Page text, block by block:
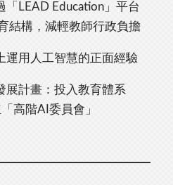
「LEAD Education」平台
結構，減輕教師行政負擔
運用人工智慧的正面經驗
展計畫：投入教育體系
高階AI委員會」